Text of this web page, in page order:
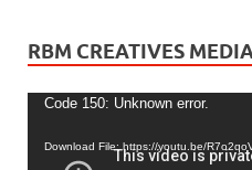
RBM CREATIVES
Video
Code 150: Unknown error.
Download File: https://youtu.be/